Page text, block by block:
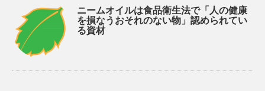
ニームオイルは食品衛生法で「人の健康
を損なうおそれのない物」認められてい
る資材